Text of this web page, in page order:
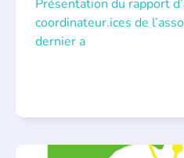
Présentation du rapport
coordinateur.ices de
dernier a